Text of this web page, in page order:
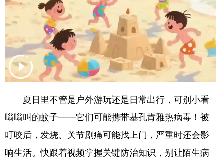
夏日里不管是户外游玩还是日常出行，可别小看
嗡嗡叫的蚊子——它们可能携带基孔肯雅热病毒！被
叮咬后，发烧、关节剧痛可能找上门，严重时还会影
响生活。快跟着视频掌握关键防治知识，别让陌生病